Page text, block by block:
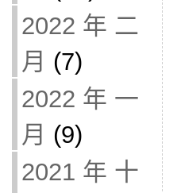
2022 年 二
月 (7)
2022 年 一
月 (9)
2021 年 十